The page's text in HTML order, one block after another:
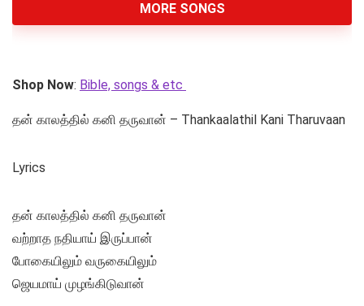
MORE SONGS
Shop Now: Bible, songs & etc
தன் காலத்தில் கனி தருவான் – Thankaalathil Kani Tharuvaan
Lyrics
தன் காலத்தில் கனி தருவான்
வற்றாத நதியாய் இருப்பான்
போகையிலும் வருகையிலும்
ஜெயமாய் முழங்கிடுவான்